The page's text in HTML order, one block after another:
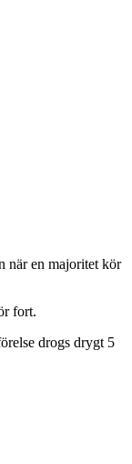
när en majoritet kör
fort.
drogs drygt 5